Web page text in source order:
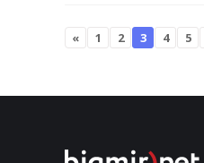
« 1 2 3 4 5